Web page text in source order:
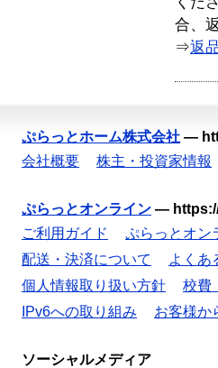
合、
⇒返
ぷらっとホーム株式会社 —
会社概要
株主・投資家情報
ぷらっとオンライン —
ご利用ガイド
ぷらっとオン
配送・決済について
よくあ
個人情報取り扱い方針
校費
IPv6への取り組み
お客様か
ソーシャルメディア